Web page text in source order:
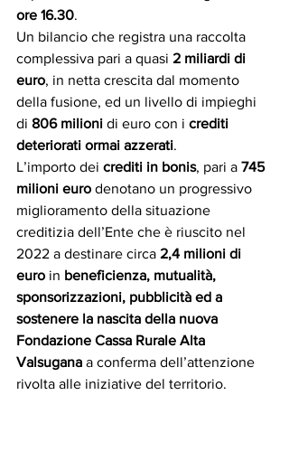
ore 16.30.
Un bilancio che registra una raccolta
complessiva pari a quasi 2 miliardi di
euro, in netta crescita dal momento
della fusione, ed un livello di impieghi
di 806 milioni di euro con i crediti
deteriorati ormai azzerati.
L’importo dei crediti in bonis, pari a 745
milioni euro denotano un progressivo
miglioramento della situazione
creditizia dell’Ente che è riuscito nel
2022 a destinare circa 2,4 milioni di
euro in beneficienza, mutualità,
sponsorizzazioni, pubblicità ed a
sostenere la nascita della nuova
Fondazione Cassa Rurale Alta
Valsugana a conferma dell’attenzione
rivolta alle iniziative del territorio.